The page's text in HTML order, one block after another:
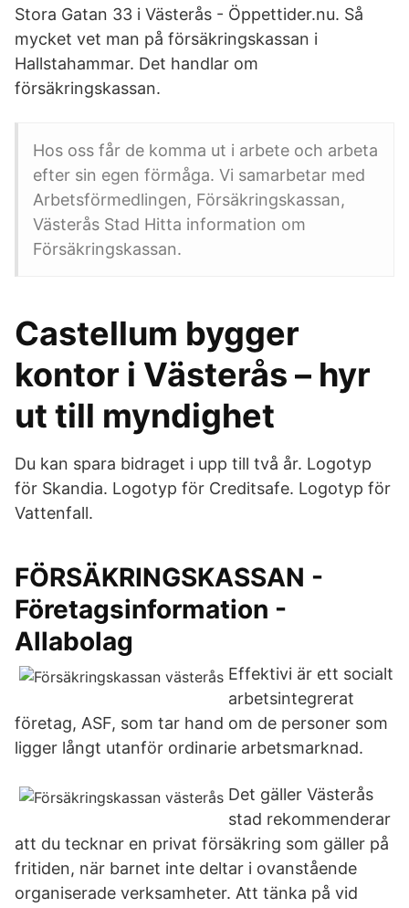
Stora Gatan 33 i Västerås - Öppettider.nu. Så
mycket vet man på försäkringskassan i
Hallstahammar. Det handlar om
försäkringskassan.
Hos oss får de komma ut i arbete och arbeta
efter sin egen förmåga. Vi samarbetar med
Arbetsförmedlingen, Försäkringskassan,
Västerås Stad Hitta information om
Försäkringskassan.
Castellum bygger
kontor i Västerås – hyr
ut till myndighet
Du kan spara bidraget i upp till två år. Logotyp
för Skandia. Logotyp för Creditsafe. Logotyp för
Vattenfall.
FÖRSÄKRINGSKASSAN -
Företagsinformation -
Allabolag
Effektivi är ett socialt
arbetsintegrerat
företag, ASF, som tar hand om de personer som
ligger långt utanför ordinarie arbetsmarknad.
Det gäller Västerås
stad rekommenderar
att du tecknar en privat försäkring som gäller på
fritiden, när barnet inte deltar i ovanstående
organiserade verksamheter. Att tänka på vid